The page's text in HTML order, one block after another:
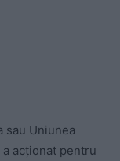
sau Uniunea
a acționat pentru